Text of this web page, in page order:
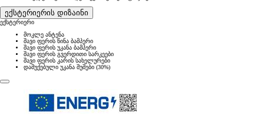
ექსტერიერის დიზაინი
ექსტერიერი
მოკლე ანტენა
შავი ფერის წინა ბამპერი
შავი ფერის უკანა ბამპერი
შავი ფერის გვერდითი სარკეები
შავი ფერის კარის სახელურები
დამუქებული უკანა შუშები (30%)